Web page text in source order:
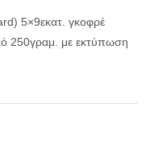
5×9εκατ. γκοφρέ
250γραμ. με εκτύπωση